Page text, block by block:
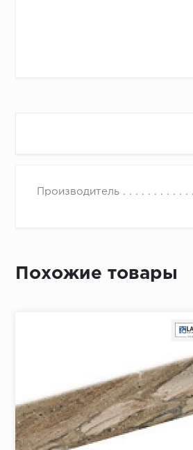
Производитель
Рассрочка беспроцентная: вы
Подписание договора
Срок предоставления
Достаточно только паспорта
Похожие товары